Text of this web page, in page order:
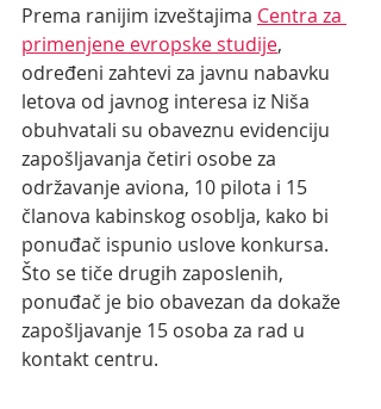
Prema ranijim izveštajima Centra za
primenjene evropske studije,
određeni zahtevi za javnu nabavku
letova od javnog interesa iz Niša
obuhvatali su obaveznu evidenciju
zapošljavanja četiri osobe za
održavanje aviona, 10 pilota i 15
članova kabinskog osoblja, kako bi
ponuđač ispunio uslove konkursa.
Što se tiče drugih zaposlenih,
ponuđač je bio obavezan da dokaže
zapošljavanje 15 osoba za rad u
kontakt centru.